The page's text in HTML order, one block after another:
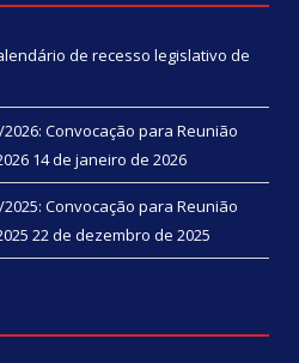
de recesso legislativo de
Convocação para Reunião
14 de janeiro de 2026
Convocação para Reunião
22 de dezembro de 2025